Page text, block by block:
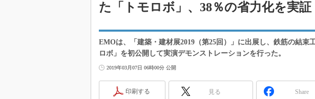
VR／ARが描くモノづくりのミ
Japan Drone
2020
日本 ものづく
IGAS2018
た「トモロボ」、38％の省力化を実証
EMOは、「建築・建材展2019（第25回）」に出展し、鉄筋の結束
ロボ」を初公開して実演デモンストレーションを行った。
2019年03月07日 06時00分 公開
印刷する 見る Share